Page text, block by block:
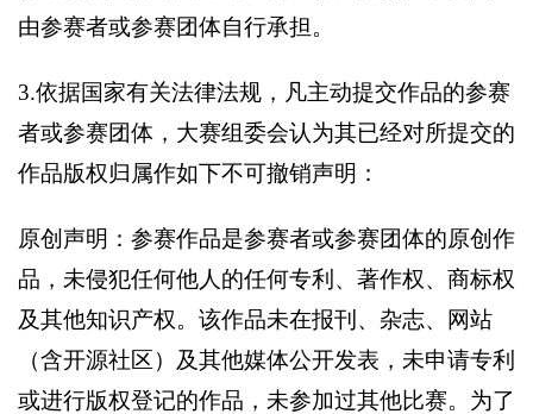
由参赛者或参赛团体自行承担。
3.依据国家有关法律法规，凡主动提交作品的参赛
者或参赛团体，大赛组委会认为其已经对所提交的
作品版权归属作如下不可撤销声明：
原创声明：参赛作品是参赛者或参赛团体的原创作
品，未侵犯任何他人的任何专利、著作权、商标权
及其他知识产权。该作品未在报刊、杂志、网站
（含开源社区）及其他媒体公开发表，未申请专利
或进行版权登记的作品，未参加过其他比赛。为了